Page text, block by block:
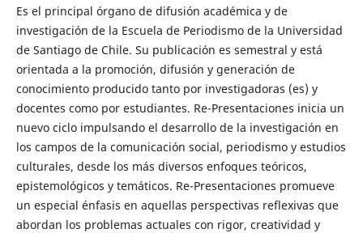
Es el principal órgano de difusión académica y de
investigación de la Escuela de Periodismo de la Universidad
de Santiago de Chile. Su publicación es semestral y está
orientada a la promoción, difusión y generación de
conocimiento producido tanto por investigadoras (es) y
docentes como por estudiantes. Re-Presentaciones inicia un
nuevo ciclo impulsando el desarrollo de la investigación en
los campos de la comunicación social, periodismo y estudios
culturales, desde los más diversos enfoques teóricos,
epistemológicos y temáticos. Re-Presentaciones promueve
un especial énfasis en aquellas perspectivas reflexivas que
abordan los problemas actuales con rigor, creatividad y